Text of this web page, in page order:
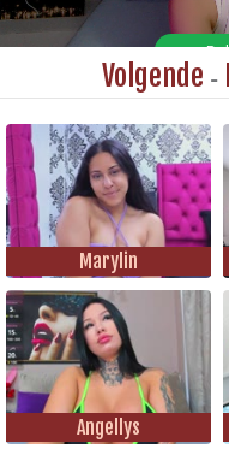
Volgende -
Marylin
Angellys